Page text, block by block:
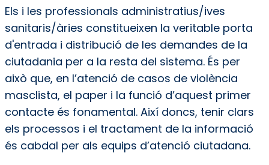
Els i les professionals administratius/ives
sanitaris/àries constitueixen la veritable porta
d'entrada i distribució de les demandes de la
ciutadania per a la resta del sistema. És per
això que, en l’atenció de casos de violència
masclista, el paper i la funció d’aquest primer
contacte és fonamental. Així doncs, tenir clars
els processos i el tractament de la informació
és cabdal per als equips d’atenció ciutadana.